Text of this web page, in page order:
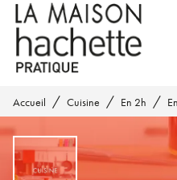
MENU RECHERCHE
PIED DE PAGE
Accueil / Cuisine / En 2h /